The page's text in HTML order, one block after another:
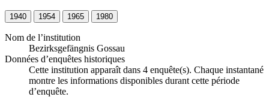
1940 1954 1965 1980
Nom de l’institution
Bezirksgefängnis Gossau
Données d’enquêtes historiques
Cette institution apparaît dans 4 enquête(s). Chaque instantané
montre les informations disponibles durant cette période
d’enquête.